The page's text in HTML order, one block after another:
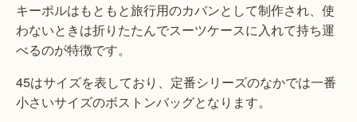
キーポルはもともと旅行用のカバンとして制作され、使
わないときは折りたたんでスーツケースに入れて持ち運
べるのが特徴です。
45はサイズを表しており、定番シリーズのなかでは一番
小さいサイズのボストンバッグとなります。